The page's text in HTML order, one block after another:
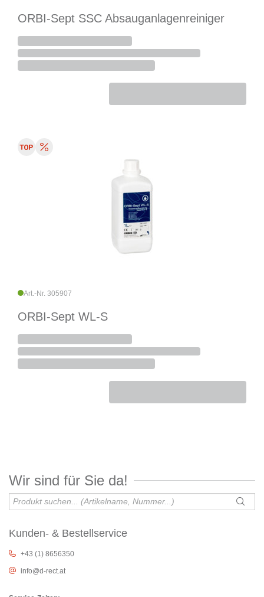
ORBI-Sept SSC Absauganlagenreiniger
Art.-Nr. 305907
ORBI-Sept WL-S
Wir sind für Sie da!
Kunden- & Bestellservice
+43 (1) 8656350
info@d-rect.at